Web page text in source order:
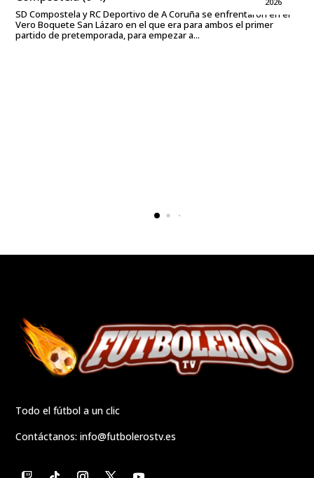
SD Compostela y RC Deportivo de A Coruña se enfrentaron en el
Vero Boquete San Lázaro en el que era para ambos el primer
partido de pretemporada, para empezar a...
Todo el fútbol a un clic
Contáctanos:info@futbolerostv.es